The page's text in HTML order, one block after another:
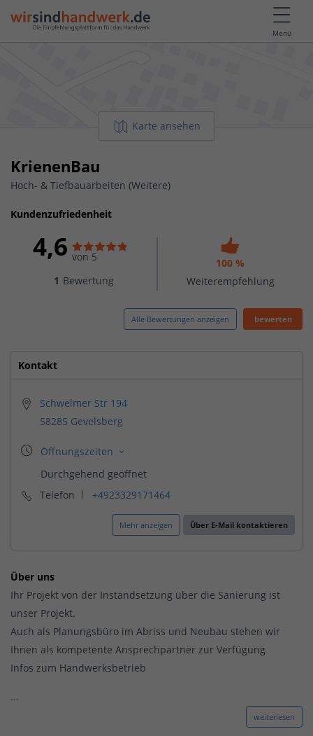
Menü
Karte ansehen
KrienenBau
Hoch- & Tiefbauarbeiten (Weitere)
Kundenzufriedenheit
4,6 von 5
1 Bewertung
100 %
Weiterempfehlung
Alle Bewertungen anzeigen bewerten
Kontakt
Schwelmer Str 194
58285 Gevelsberg
Telefon +4923329171464
Mehr anzeigen Über E-Mail kontaktieren
Über uns
Ihr Projekt von der Instandsetzung über die Sanierung ist
unser Projekt.
Auch als Planungsbüro im Abriss und Neubau stehen wir
Ihnen als kompetente Ansprechpartner zur Verfügung
Infos zum Handwerksbetrieb
...
weiterlesen